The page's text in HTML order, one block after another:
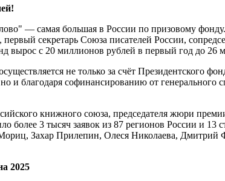
— самая большая в России по призовому
секретарь Союза писателей России,
вырос с 20 миллионов рублей в первый год до 26
не только за счёт Президентского
и благодаря софинансированию от генерального
книжного союза, председателя жюри
более 3 тысяч заявок из 87 регионов России и 13
Захар Прилепин, Олеся Николаева, Дмитрий
2025